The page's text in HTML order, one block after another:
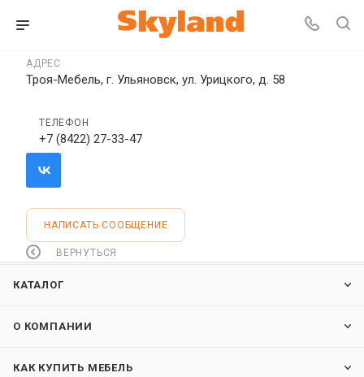
АДРЕС
Троя-Мебель, г. Ульяновск, ул. Урицкого, д. 58
ТЕЛЕФОН
+7 (8422) 27-33-47
НАПИСАТЬ СООБЩЕНИЕ
ВЕРНУТЬСЯ
КАТАЛОГ
О КОМПАНИИ
КАК КУПИТЬ МЕБЕЛЬ